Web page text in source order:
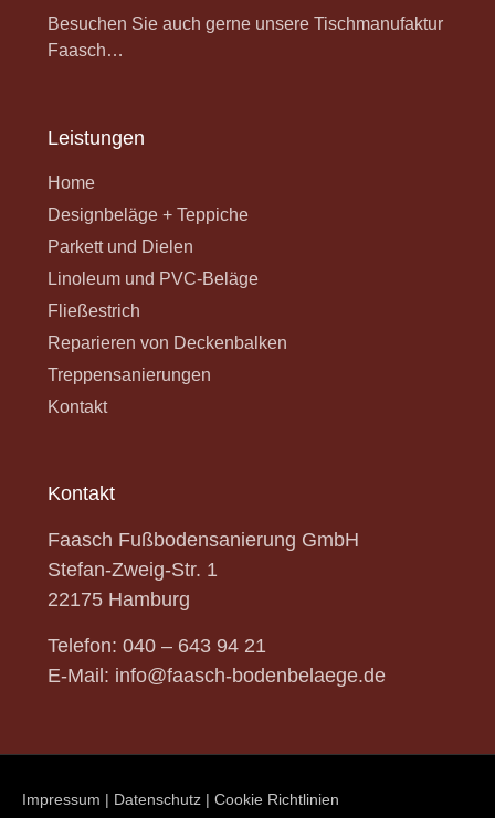
Besuchen Sie auch gerne unsere Tischmanufaktur
Faasch…
Leistungen
Home
Designbeläge + Teppiche
Parkett und Dielen
Linoleum und PVC-Beläge
Fließestrich
Reparieren von Deckenbalken
Treppensanierungen
Kontakt
Kontakt
Faasch Fußbodensanierung GmbH
Stefan-Zweig-Str. 1
22175 Hamburg
Telefon: 040 – 643 94 21
E-Mail: info@faasch-bodenbelaege.de
Impressum | Datenschutz | Cookie Richtlinien